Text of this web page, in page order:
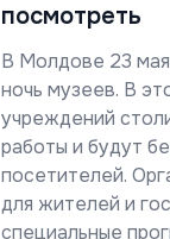
посмотреть
В Молдове 23
ночь музеев. В
учреждений
работы и будут
посетителей.
для жителей и
специальные